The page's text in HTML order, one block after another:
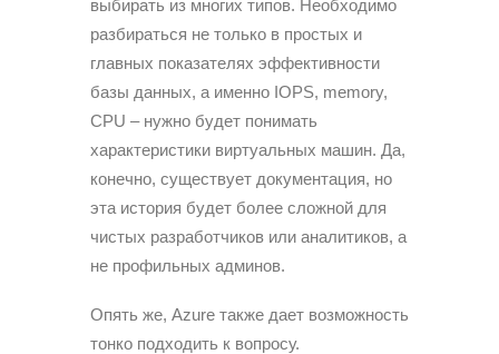
выбирать из многих типов. Необходимо
разбираться не только в простых и
главных показателях эффективности
базы данных, а именно IOPS, memory,
CPU – нужно будет понимать
характеристики виртуальных машин. Да,
конечно, существует документация, но
эта история будет более сложной для
чистых разработчиков или аналитиков, а
не профильных админов.
Опять же, Azure также дает возможность
тонко подходить к вопросу.